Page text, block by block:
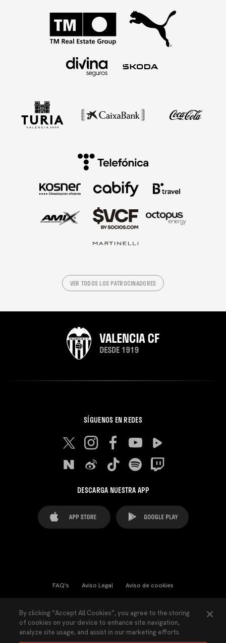
VER TODOS LOS PATROCINADORES
SÍGUENOS EN REDES
DESCARGA NUESTRA APP
FAQ's Aviso Legal Aviso de cookies
Ley Transparencia Política de Privacidad
By clicking “Accept All Cookies”, you agree to the storing
of cookies on your device to enhance site navigation,
analyze site usage, and assist in our marketing efforts.